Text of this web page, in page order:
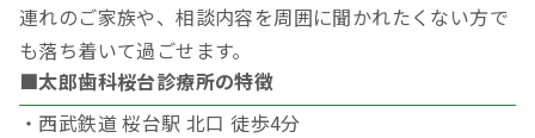
連れのご家族や、相談内容を周囲に聞かれたくない方で
も落ち着いて過ごせます。
■太郎歯科桜台診療所の特徴
・西武鉄道 桜台駅 北口 徒歩4分